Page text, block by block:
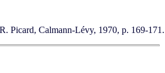
Picard, Calmann-Lévy, 1970, p. 169-171.